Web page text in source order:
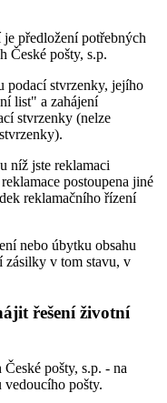
předložení potřebných
České pošty, s.p.
podací stvrzenky, jejího
list" a zahájení
stvrzenky (nelze
níž jste reklamaci
postoupena jiné
reklamačního řízení
nebo úbytku obsahu
zásilky v tom stavu, v
řešení životní
pošty, s.p. - na
vedoucího pošty.